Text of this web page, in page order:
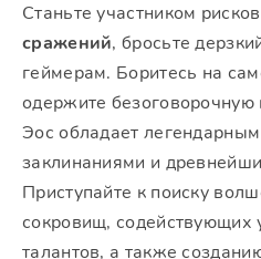
Станьте участником
сражений, бросьте
геймерам. Боритесь на
одержите
Эос обладает
заклинаниями и
Приступайте к поиску
сокровищ, содействующих
талантов, а также